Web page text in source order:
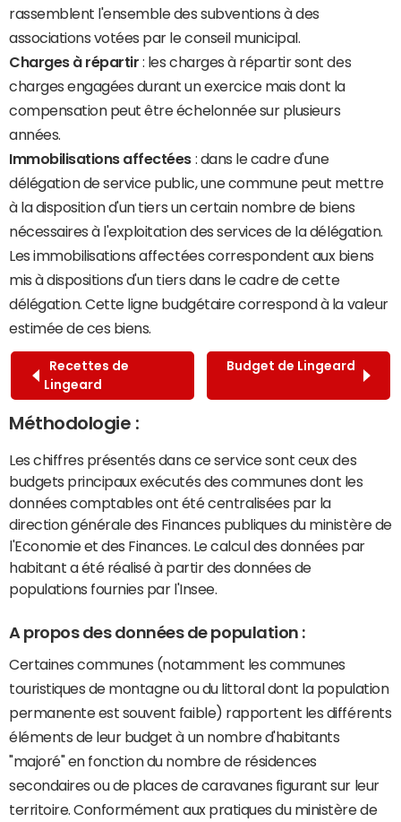
rassemblent l'ensemble des subventions à des
associations votées par le conseil municipal.
Charges à répartir : les charges à répartir sont des
charges engagées durant un exercice mais dont la
compensation peut être échelonnée sur plusieurs
années.
Immobilisations affectées : dans le cadre d'une
délégation de service public, une commune peut mettre
à la disposition d'un tiers un certain nombre de biens
nécessaires à l'exploitation des services de la délégation.
Les immobilisations affectées correspondent aux biens
mis à dispositions d'un tiers dans le cadre de cette
délégation. Cette ligne budgétaire correspond à la valeur
estimée de ces biens.
Recettes de
Lingeard
Budget de Lingeard
Méthodologie :
Les chiffres présentés dans ce service sont ceux des
budgets principaux exécutés des communes dont les
données comptables ont été centralisées par la
direction générale des Finances publiques du ministère de
l'Economie et des Finances. Le calcul des données par
habitant a été réalisé à partir des données de
populations fournies par l'Insee.
A propos des données de population :
Certaines communes (notamment les communes
touristiques de montagne ou du littoral dont la population
permanente est souvent faible) rapportent les différents
éléments de leur budget à un nombre d'habitants
"majoré" en fonction du nombre de résidences
secondaires ou de places de caravanes figurant sur leur
territoire. Conformément aux pratiques du ministère de